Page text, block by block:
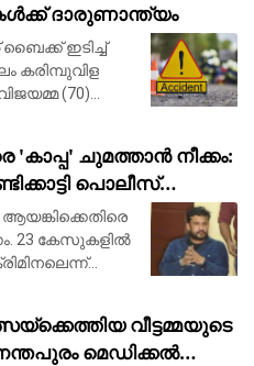
ദാരുണാന്ത്യം
ഇടിച്ച്
കരിമ്പുവിള
(70)
തിരുവല്ലം
ചുമത്താൻ നീക്കം:
പൊലീസ്
23 കേസുകളിൽ
രണ്ട്
വീട്ടമ്മയുടെ
മെഡിക്കൽ